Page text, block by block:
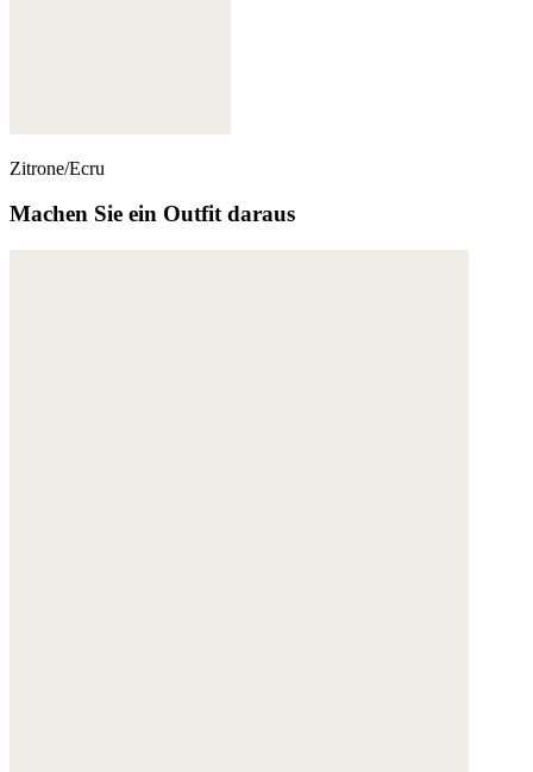
Zitrone/Ecru
Machen Sie ein Outfit daraus